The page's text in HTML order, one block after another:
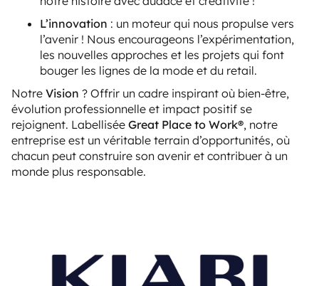
L’innovation : un moteur qui nous propulse vers
l’avenir ! Nous encourageons l’expérimentation,
les nouvelles approches et les projets qui font
bouger les lignes de la mode et du retail.
Notre Vision ? Offrir un cadre inspirant où bien-être,
évolution professionnelle et impact positif se
rejoignent. Labellisée Great Place to Work®, notre
entreprise est un véritable terrain d’opportunités, où
chacun peut construire son avenir et contribuer à un
monde plus responsable.